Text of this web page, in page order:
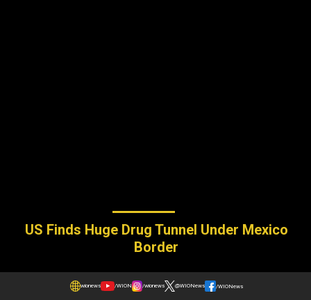
US Finds Huge Drug Tunnel Under Mexico
Border
wionews /WION /wionews @WIONews /WIONews